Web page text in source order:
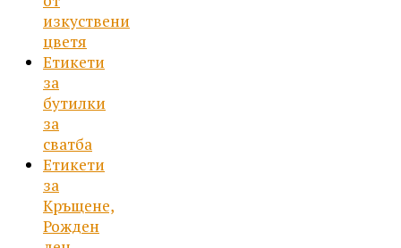
изкуствени
цветя
Етикети
за
бутилки
за
сватба
Етикети
за
Кръщене,
Рожден